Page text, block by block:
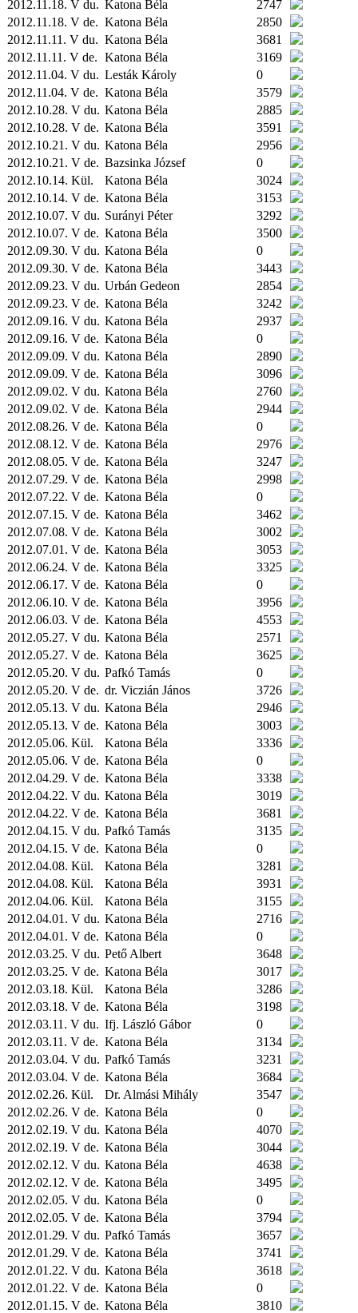
2012.11.18. V du. Katona Béla
2747
2012.11.18. V de. Katona Béla
2850
2012.11.11. V du. Katona Béla
3681
2012.11.11. V de. Katona Béla
3169
2012.11.04. V du. Lesták Károly
0
2012.11.04. V de. Katona Béla
3579
2012.10.28. V du. Katona Béla
2885
2012.10.28. V de. Katona Béla
3591
2012.10.21. V du. Katona Béla
2956
2012.10.21. V de. Bazsinka József
0
2012.10.14. Kül. Katona Béla
3024
2012.10.14. V de. Katona Béla
3153
2012.10.07. V du. Surányi Péter
3292
2012.10.07. V de. Katona Béla
3500
2012.09.30. V du. Katona Béla
0
2012.09.30. V de. Katona Béla
3443
2012.09.23. V du. Urbán Gedeon
2854
2012.09.23. V de. Katona Béla
3242
2012.09.16. V du. Katona Béla
2937
2012.09.16. V de. Katona Béla
0
2012.09.09. V du. Katona Béla
2890
2012.09.09. V de. Katona Béla
3096
2012.09.02. V du. Katona Béla
2760
2012.09.02. V de. Katona Béla
2944
2012.08.26. V de. Katona Béla
0
2012.08.12. V de. Katona Béla
2976
2012.08.05. V de. Katona Béla
3247
2012.07.29. V de. Katona Béla
2998
2012.07.22. V de. Katona Béla
0
2012.07.15. V de. Katona Béla
3462
2012.07.08. V de. Katona Béla
3002
2012.07.01. V de. Katona Béla
3053
2012.06.24. V de. Katona Béla
3325
2012.06.17. V de. Katona Béla
0
2012.06.10. V de. Katona Béla
3956
2012.06.03. V de. Katona Béla
4553
2012.05.27. V du. Katona Béla
2571
2012.05.27. V de. Katona Béla
3625
2012.05.20. V du. Pafkó Tamás
0
2012.05.20. V de. dr. Viczián János
3726
2012.05.13. V du. Katona Béla
2946
2012.05.13. V de. Katona Béla
3003
2012.05.06. Kül. Katona Béla
3336
2012.05.06. V de. Katona Béla
0
2012.04.29. V de. Katona Béla
3338
2012.04.22. V du. Katona Béla
3019
2012.04.22. V de. Katona Béla
3681
2012.04.15. V du. Pafkó Tamás
3135
2012.04.15. V de. Katona Béla
0
2012.04.08. Kül. Katona Béla
3281
2012.04.08. Kül. Katona Béla
3931
2012.04.06. Kül. Katona Béla
3155
2012.04.01. V du. Katona Béla
2716
2012.04.01. V de. Katona Béla
0
2012.03.25. V du. Pető Albert
3648
2012.03.25. V de. Katona Béla
3017
2012.03.18. Kül. Katona Béla
3286
2012.03.18. V de. Katona Béla
3198
2012.03.11. V du. Ifj. László Gábor
0
2012.03.11. V de. Katona Béla
3134
2012.03.04. V du. Pafkó Tamás
3231
2012.03.04. V de. Katona Béla
3684
2012.02.26. Kül. Dr. Almási Mihály
3547
2012.02.26. V de. Katona Béla
0
2012.02.19. V du. Katona Béla
4070
2012.02.19. V de. Katona Béla
3044
2012.02.12. V du. Katona Béla
4638
2012.02.12. V de. Katona Béla
3495
2012.02.05. V du. Katona Béla
0
2012.02.05. V de. Katona Béla
3794
2012.01.29. V du. Pafkó Tamás
3657
2012.01.29. V de. Katona Béla
3741
2012.01.22. V du. Katona Béla
3618
2012.01.22. V de. Katona Béla
0
2012.01.15. V de. Katona Béla 3810